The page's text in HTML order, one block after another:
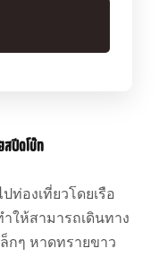
สปีดโบ๊ท
ท่องเที่ยวโดยเรือ
ให้สามารถเดินทาง
ล็กๆ หาดทรายขาว